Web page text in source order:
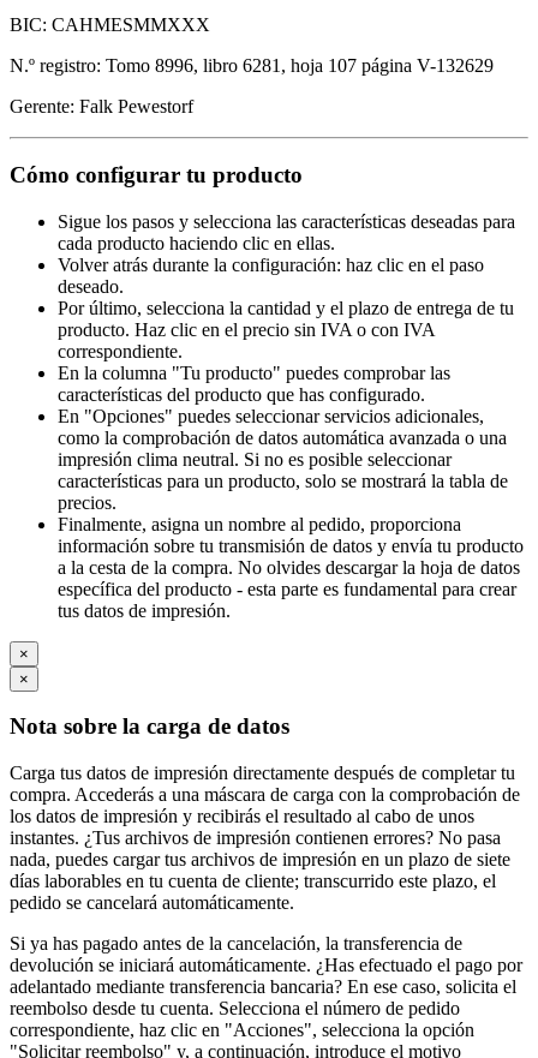
BIC: CAHMESMMXXX
N.º registro: Tomo 8996, libro 6281, hoja 107 página V-132629
Gerente: Falk Pewestorf
Cómo configurar tu producto
Sigue los pasos y selecciona las características deseadas para
cada producto haciendo clic en ellas.
Volver atrás durante la configuración: haz clic en el paso
deseado.
Por último, selecciona la cantidad y el plazo de entrega de tu
producto. Haz clic en el precio sin IVA o con IVA
correspondiente.
En la columna "Tu producto" puedes comprobar las
características del producto que has configurado.
En "Opciones" puedes seleccionar servicios adicionales,
como la comprobación de datos automática avanzada o una
impresión clima neutral. Si no es posible seleccionar
características para un producto, solo se mostrará la tabla de
precios.
Finalmente, asigna un nombre al pedido, proporciona
información sobre tu transmisión de datos y envía tu producto
a la cesta de la compra. No olvides descargar la hoja de datos
específica del producto - esta parte es fundamental para crear
tus datos de impresión.
×
×
Nota sobre la carga de datos
Carga tus datos de impresión directamente después de completar tu
compra. Accederás a una máscara de carga con la comprobación de
los datos de impresión y recibirás el resultado al cabo de unos
instantes. ¿Tus archivos de impresión contienen errores? No pasa
nada, puedes cargar tus archivos de impresión en un plazo de siete
días laborables en tu cuenta de cliente; transcurrido este plazo, el
pedido se cancelará automáticamente.
Si ya has pagado antes de la cancelación, la transferencia de
devolución se iniciará automáticamente. ¿Has efectuado el pago por
adelantado mediante transferencia bancaria? En ese caso, solicita el
reembolso desde tu cuenta. Selecciona el número de pedido
correspondiente, haz clic en "Acciones", selecciona la opción
"Solicitar reembolso" y, a continuación, introduce el motivo